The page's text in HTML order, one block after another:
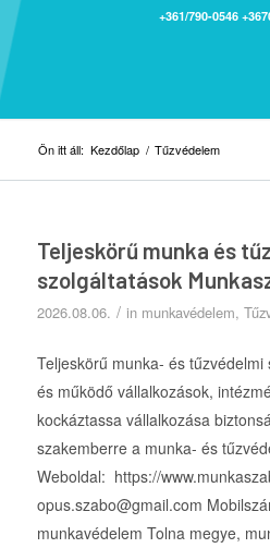
+361/790-0546
Ön itt áll: Kezdőlap / Tűzvédelem
Teljeskörű munka és
szolgáltatások
2026.08.06. / in munkavédelem,
Teljeskörű munka- és
és működő vállalkozások,
kockáztassa vállalkozása
szakemberre a munka- és
Weboldal: https://
opus.szabo@gmail.com
munkavédelem Tolna megye,